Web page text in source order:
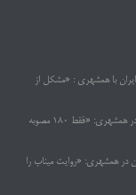
با همشهری : «مشکل از
یادداشت ویژه هفته محیط‌زیست رئیس فدراسیون صنایع بازیافت ایران در همشهری: «فقط ۱۸۰ مصوبه
در همشهری: «روایت میناب را